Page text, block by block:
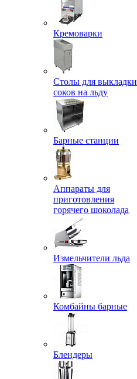
Кремоварки
Столы для выкладки
соков на льду
Барные станции
Аппараты для
приготовления
горячего шоколада
Измельчители льда
Комбайны барные
Блендеры